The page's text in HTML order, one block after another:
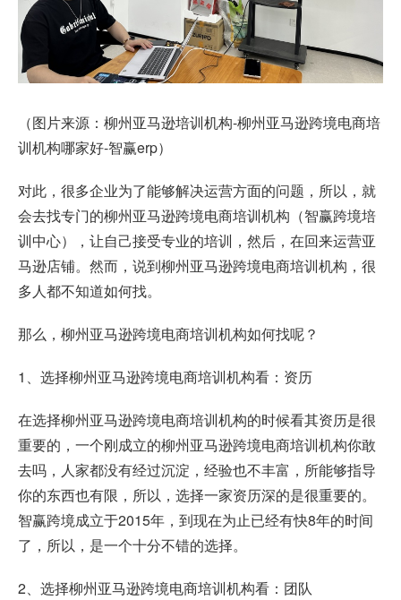
（图片来源：柳州亚马逊培训机构-柳州亚马逊跨境电商培
训机构哪家好-智赢erp）
对此，很多企业为了能够解决运营方面的问题，所以，就
会去找专门的柳州亚马逊跨境电商培训机构（智赢跨境培
训中心），让自己接受专业的培训，然后，在回来运营亚
马逊店铺。然而，说到柳州亚马逊跨境电商培训机构，很
多人都不知道如何找。
那么，柳州亚马逊跨境电商培训机构如何找呢？
1、选择柳州亚马逊跨境电商培训机构看：资历
在选择柳州亚马逊跨境电商培训机构的时候看其资历是很
重要的，一个刚成立的柳州亚马逊跨境电商培训机构你敢
去吗，人家都没有经过沉淀，经验也不丰富，所能够指导
你的东西也有限，所以，选择一家资历深的是很重要的。
智赢跨境成立于2015年，到现在为止已经有快8年的时间
了，所以，是一个十分不错的选择。
2、选择柳州亚马逊跨境电商培训机构看：团队